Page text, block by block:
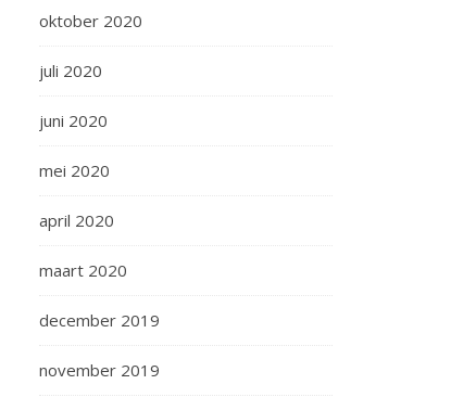
oktober 2020
juli 2020
juni 2020
mei 2020
april 2020
maart 2020
december 2019
november 2019